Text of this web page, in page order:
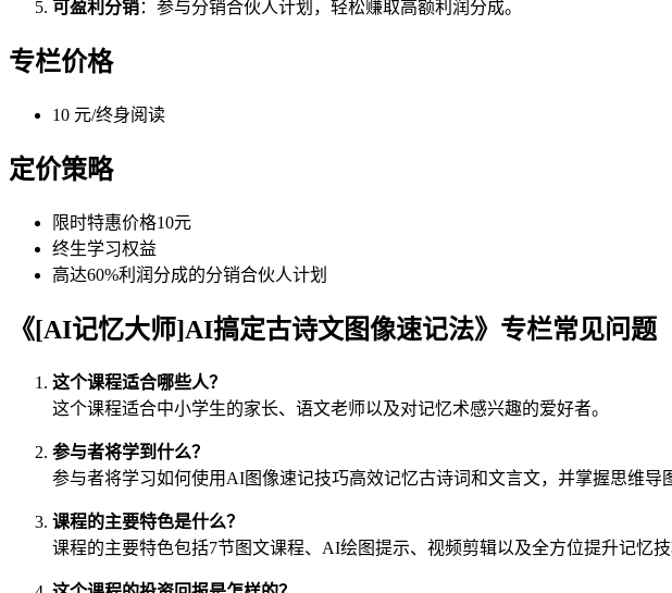
可盈利分销：参与分销合伙人计划，轻松赚取高额利润分成。
专栏价格
10 元/终身阅读
定价策略
限时特惠价格10元
终生学习权益
高达60%利润分成的分销合伙人计划
《[AI记忆大师]AI搞定古诗文图像速记法》专栏常见问题
这个课程适合哪些人？
这个课程适合中小学生的家长、语文老师以及对记忆术感兴趣的爱好者。
参与者将学到什么？
参与者将学习如何使用AI图像速记技巧高效记忆古诗词和文言文，并掌握思维导
课程的主要特色是什么？
课程的主要特色包括7节图文课程、AI绘图提示、视频剪辑以及全方位提升记忆技